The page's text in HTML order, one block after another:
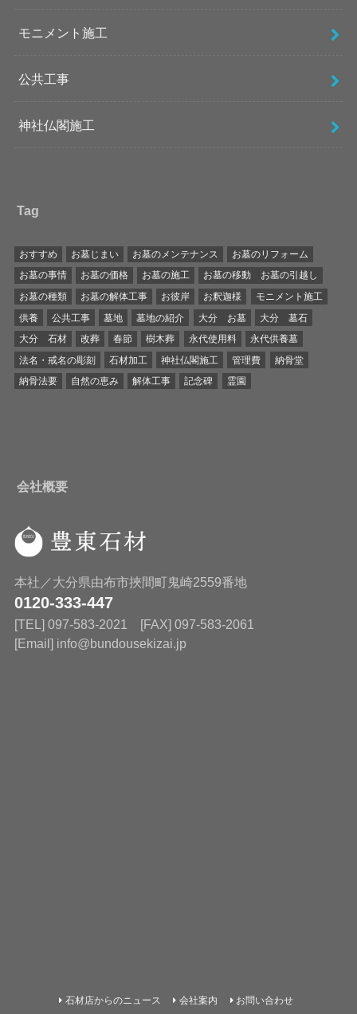
モニメント施工
公共工事
神社仏閣施工
Tag
おすすめ お墓じまい お墓のメンテナンス
お墓のリフォーム
お墓の事情
お墓の価格 お墓の施工
お墓の移動 お墓の引越し
お墓の種類
お墓の解体工事 お彼岸 お釈迦様
モニメント施工
供養
公共工事 墓地 墓地の紹介 大分 お墓
大分 墓石
大分 石材
改葬 春節 樹木葬 永代使用料
永代供養墓
法名・戒名の彫刻
石材加工 神社仏閣施工 管理費
納骨堂
納骨法要
自然の恵み 解体工事 記念碑 霊園
会社概要
本社／大分県由布市挾間町鬼崎2559番地
0120-333-447
[TEL] 097-583-2021 [FAX] 097-583-2061
[Email] info@bundousekizai.jp
石材店からのニュース 会社案内 お問い合わせ